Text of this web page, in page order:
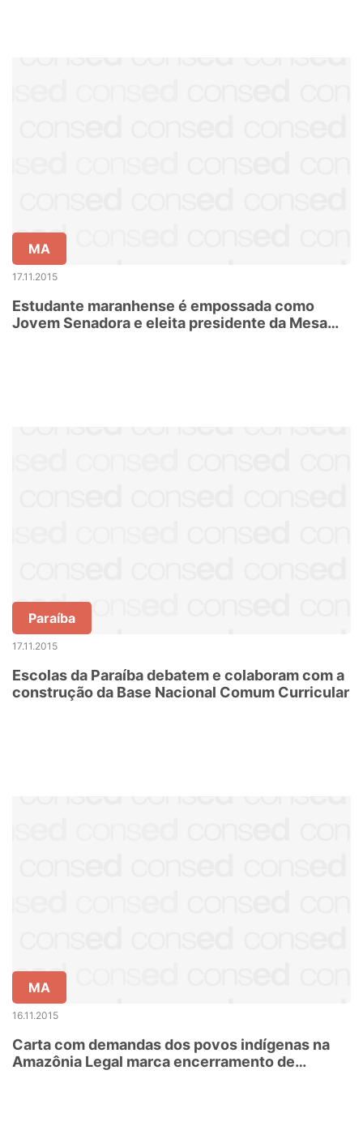
MA
17.11.2015
Estudante maranhense é empossada como
Jovem Senadora e eleita presidente da Mesa
Paraíba
17.11.2015
Escolas da Paraíba debatem e colaboram com a
construção da Base Nacional Comum Curricular
MA
16.11.2015
Carta com demandas dos povos indígenas na
Amazônia Legal marca encerramento de